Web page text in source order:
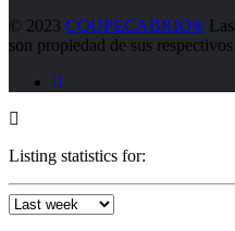
© 2023 COUPECABRIO®
son propiedad de sus
Listing statistics for: